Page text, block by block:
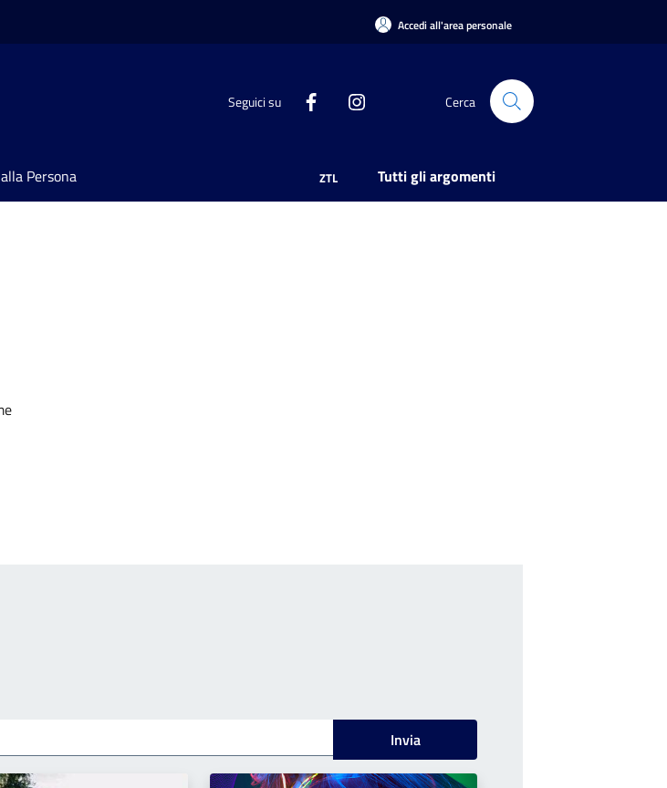
Accedi all'area personale
Seguici su Cerca
Persona ZTL Tutti gli argomenti
Invia